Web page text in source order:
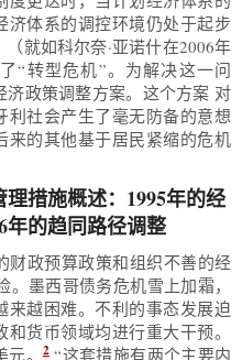
济体系的调控环境仍处于起步
就如科尔奈·亚诺什在2006年
“转型危机”。为解决这一问
济政策调整方案。这个方案 对
利社会产生了毫无防备的意想
来的其他基于居民紧缩的危机
措施概述：1995年的经
年的趋同路径调整
财政预算政策和组织不善的经
墨西哥债务危机雪上加霜，
来越困难。不利的事态发展迫
货币领域均进行重大干预。
元。2“这套措施有两个主要内